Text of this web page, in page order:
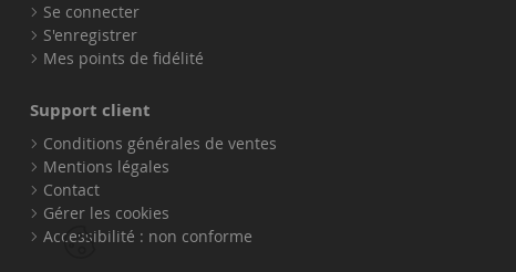
Se connecter
S'enregistrer
Mes points de fidélité
Support client
Conditions générales de ventes
Mentions légales
Contact
Gérer les cookies
Accessibilité : non conforme